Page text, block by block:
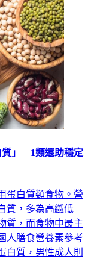
質」 1類還助穩定
蛋白質類食物。營
質，多為高纖低
質，而食物中最主
人膳食營養素參考
白質，男性成人則